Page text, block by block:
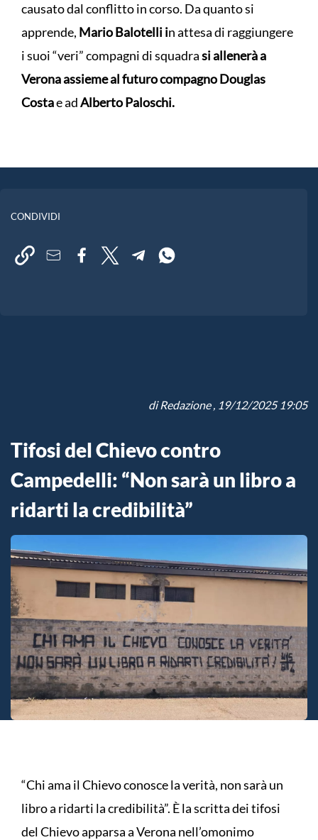
causato dal conflitto in corso. Da quanto si
apprende, Mario Balotelli in attesa di raggiungere
i suoi “veri” compagni di squadrasi allenerà a
Verona assieme al futuro compagno Douglas
Costae adAlberto Paloschi.
CONDIVIDI
diRedazione, 19/12/2025 19:05
Tifosi del Chievo contro
Campedelli: “Non sarà un libro a
ridarti la credibilità”
“Chi ama il Chievo conosce la verità, non sarà un
libro a ridarti la credibilità”. È la scritta dei tifosi
del Chievo apparsa a Verona nell’omonimo